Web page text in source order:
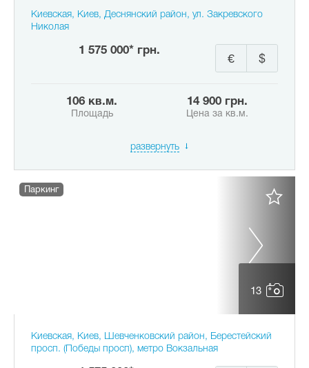
Киевская, Киев, Деснянский район, ул. Закревского
Николая
1 575 000* грн.
$
€
106 кв.м.
Площадь
14 900 грн.
Цена за кв.м.
развернуть
13
Паркинг
Киевская, Киев, Шевченковский район, Берестейский
просп. (Победы просп), метро Вокзальная